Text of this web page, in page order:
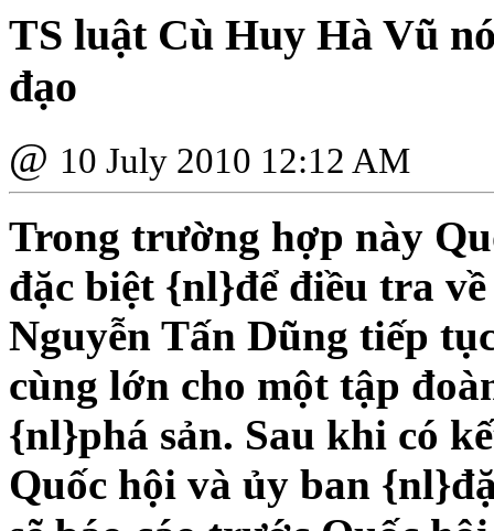
TS luật Cù Huy Hà Vũ
đạo
@ 10 July 2010 12:12 AM
Trong trường hợp này
đặc biệt {nl}để điều tra
Nguyễn Tấn Dũng tiếp
cùng lớn cho một tập
{nl}phá sản. Sau khi có
Quốc hội và ủy ban